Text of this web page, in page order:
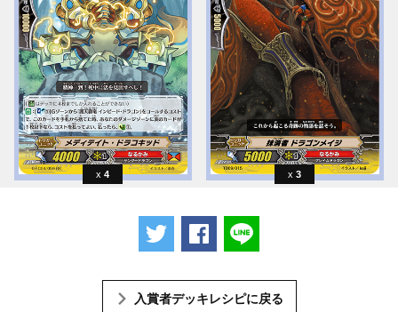
4 3
ツイートするFacebookでシェアする
入賞者デッキレシピに戻る